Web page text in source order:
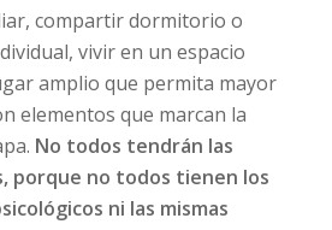
compartir dormitorio o
vivir en un espacio
amplio que permita mayor
elementos que marcan la
No todos tendrán las
porque no todos tienen los
ni las mismas